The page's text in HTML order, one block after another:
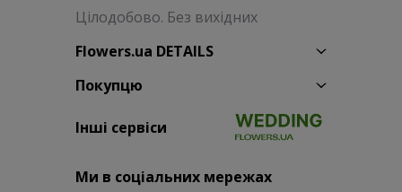
Цілодобово. Без вихідних
Flowers.ua DETAILS
Покупцю
Інші сервіси
Ми в соціальних мережах